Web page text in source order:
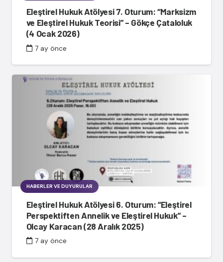
Eleştirel Hukuk Atölyesi 7. Oturum: “Marksizm
ve Eleştirel Hukuk Teorisi” – Gökçe Çataloluk
(4 Ocak 2026)
7 ay önce
HABERLER VE DUYURULAR
Eleştirel Hukuk Atölyesi 6. Oturum: “Eleştirel
Perspektiften Annelik ve Eleştirel Hukuk” –
Olcay Karacan (28 Aralık 2025)
7 ay önce